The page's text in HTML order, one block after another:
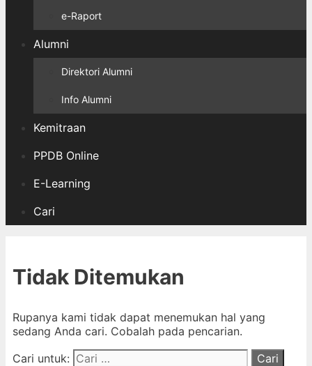
e-Raport
Alumni
Direktori Alumni
Info Alumni
Kemitraan
PPDB Online
E-Learning
Cari
Tidak Ditemukan
Rupanya kami tidak dapat menemukan hal yang
sedang Anda cari. Cobalah pada pencarian.
Cari untuk: